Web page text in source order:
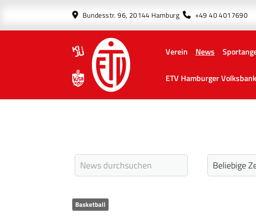
Bundesstr. 96, 20144 Hamburg +49 40 4017690
Verein News
ETV Hamburger
Basketball